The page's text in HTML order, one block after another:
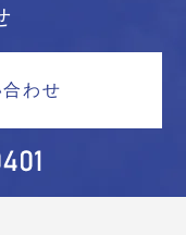
合わせ